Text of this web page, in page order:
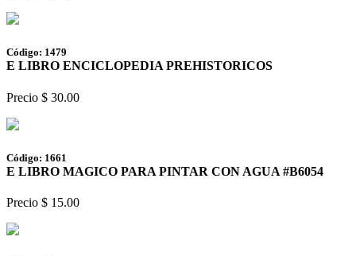
Código: 1479
E LIBRO ENCICLOPEDIA PREHISTORICOS
Precio $ 30.00
Código: 1661
E LIBRO MAGICO PARA PINTAR CON AGUA #B6054
Precio $ 15.00